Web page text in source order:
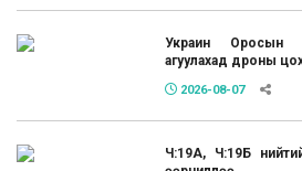
Украин Оросын
агуулахад дроны
2026-08-07
Ч:19А, Ч:19Б